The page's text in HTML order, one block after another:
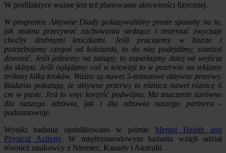
W profilaktyce ważne jest też planowanie aktywności fizycznej.
W programie Aktywne Diady pokazywaliśmy proste sposoby na to,
jak można przerywać zachowania siedzące i zmieniać zwyczaje
choćby drobnymi kroczkami. Jeśli pracujemy w biurze i
potrzebujemy czegoś od koleżanki, to do niej podejdźmy, zamiast
dzwonić. Jeśli jedziemy na zakupy, to zaparkujmy dalej od wejścia
do sklepu. Jeśli oglądamy coś w telewizji to w przerwie na reklamy
zróbmy kilka kroków. Ważne są nawet 5-minutowe aktywne przerwy.
Badania pokazują, że aktywne przerwy to różnica nawet różnicę 6
cm w pasie. Jest to więc korzyść podwójna. Ma znaczenie zarówno
dla naszego zdrowia, jak i dla zdrowia naszego partnera -
podsumowuje.
Wyniki badania opublikowano w piśmie Mental Health and
Physical Activity. W międzynarodowym badaniu wzięli udział
również naukowcy z Niemiec, Kanady i Australii.